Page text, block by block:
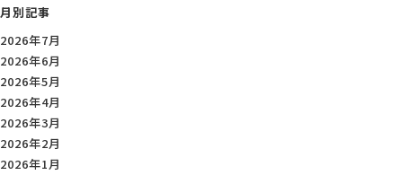
月別記事
2026年7月
2026年6月
2026年5月
2026年4月
2026年3月
2026年2月
2026年1月